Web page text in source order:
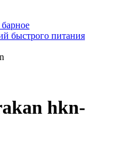
быстрого питания
hkn-